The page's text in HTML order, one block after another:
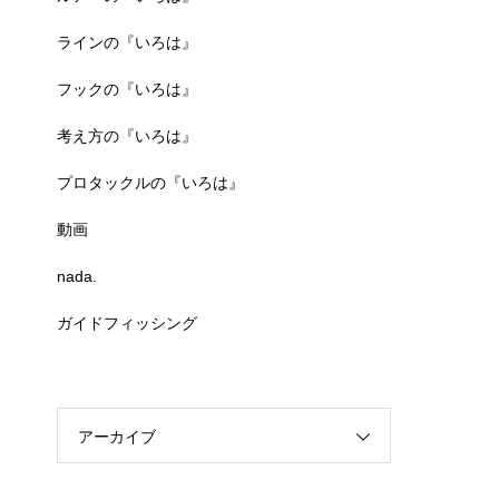
ラインの『いろは』
フックの『いろは』
考え方の『いろは』
プロタックルの『いろは』
動画
nada.
ガイドフィッシング
アーカイブ